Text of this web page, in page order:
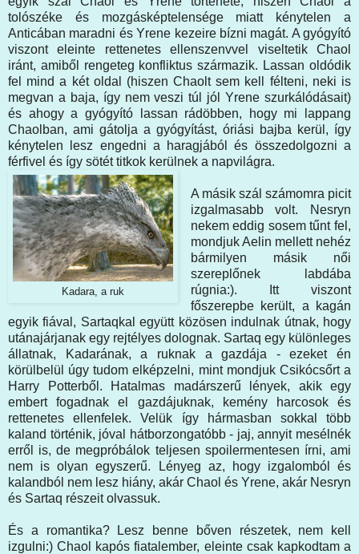
tolószéke és mozgásképtelensége miatt kénytelen a
Anticában maradni és Yrene kezeire bízni magát. A gyógyító
viszont eleinte rettenetes ellenszenvvel viseltetik Chaol
iránt, amiből rengeteg konfliktus származik. Lassan oldódik
fel mind a két oldal (hiszen Chaolt sem kell félteni, neki is
megvan a baja, így nem veszi túl jól Yrene szurkálódásait)
és ahogy a gyógyító lassan rádöbben, hogy mi lappang
Chaolban, ami gátolja a gyógyítást, óriási bajba kerül, így
kénytelen lesz engedni a haragjából és összedolgozni a
férfivel és így sötét titkok kerülnek a napvilágra.
Kadara, a ruk
A másik szál számomra picit
izgalmasabb volt. Nesryn
nekem eddig sosem tűnt fel,
mondjuk Aelin mellett nehéz
bármilyen másik női
szereplőnek labdába
rúgnia:). Itt viszont
főszerepbe került, a kagán
egyik fiával, Sartaqkal együtt közösen indulnak útnak, hogy
utánajárjanak egy rejtélyes dolognak. Sartaq egy különleges
állatnak, Kadarának, a ruknak a gazdája - ezeket én
körülbelül úgy tudom elképzelni, mint mondjuk Csikócsőrt a
Harry Potterből. Hatalmas madárszerű lények, akik egy
embert fogadnak el gazdájuknak, kemény harcosok és
rettenetes ellenfelek. Velük így hármasban sokkal több
kaland történik, jóval hátborzongatóbb - jaj, annyit mesélnék
erről is, de megpróbálok teljesen spoilermentesen írni, ami
nem is olyan egyszerű. Lényeg az, hogy izgalomból és
kalandból nem lesz hiány, akár Chaol és Yrene, akár Nesryn
és Sartaq részeit olvassuk.
És a romantika? Lesz benne bőven részetek, nem kell
izgulni:) Chaol kapós fiatalember, eleinte csak kapkodtam a